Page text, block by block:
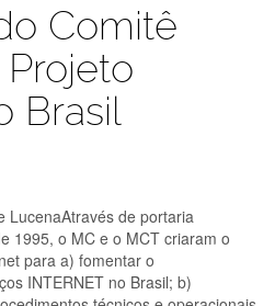
Comitê
Brasil
LucenaAtravés de portaria
1995, o MC e o MCT criaram o
para a) fomentar o
INTERNET no Brasil; b)